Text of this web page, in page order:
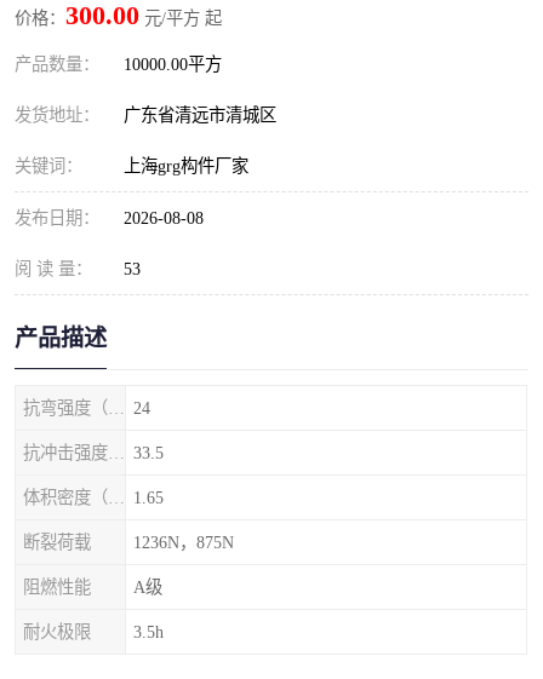
价格： 300.00 元/平方 起
产品数量： 10000.00平方
发货地址： 广东省清远市清城区
关键词： 上海grg构件厂家
发布日期： 2026-08-08
阅 读 量： 53
产品描述
24
33.5
1.65
断裂荷载 1236N，875N
阻燃性能 A级
耐火极限 3.5h